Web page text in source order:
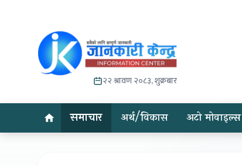
२२ श्रावण २०८३, शुक्रबार
समाचार अर्थ/विकास अटो मोवाइल्स